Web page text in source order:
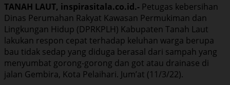
TANAH LAUT, inspirasitala.co.id.- Petugas kebersihan
Dinas Perumahan Rakyat Kawasan Permukiman dan
Lingkungan Hidup (DPRKPLH) Kabupaten Tanah Laut
lakukan respon cepat terhadap keluhan warga berupa
bau tidak sedap yang diduga berasal dari sampah yang
menyumbat gorong-gorong dan got atau drainase di
jalan Gembira, Kota Pelaihari. Jum’at (11/3/22).